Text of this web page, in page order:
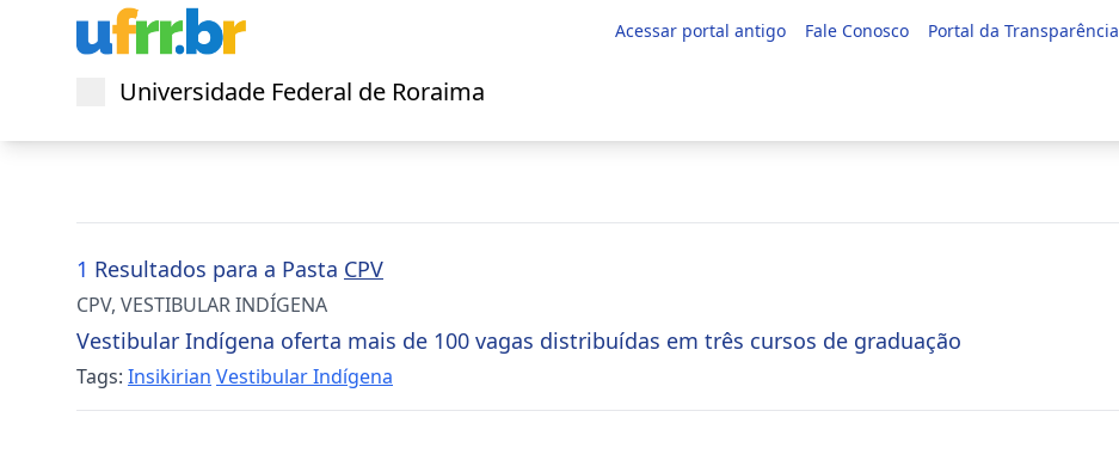
Acessar portal antigo Fale Conosco Portal da Transparência
Abrir menu
Universidade Federal de Roraima
1 Resultados para a Pasta CPV
CPV, VESTIBULAR INDÍGENA
Vestibular Indígena oferta mais de 100 vagas distribuídas em três cursos de graduação
Tags: Insikirian Vestibular Indígena